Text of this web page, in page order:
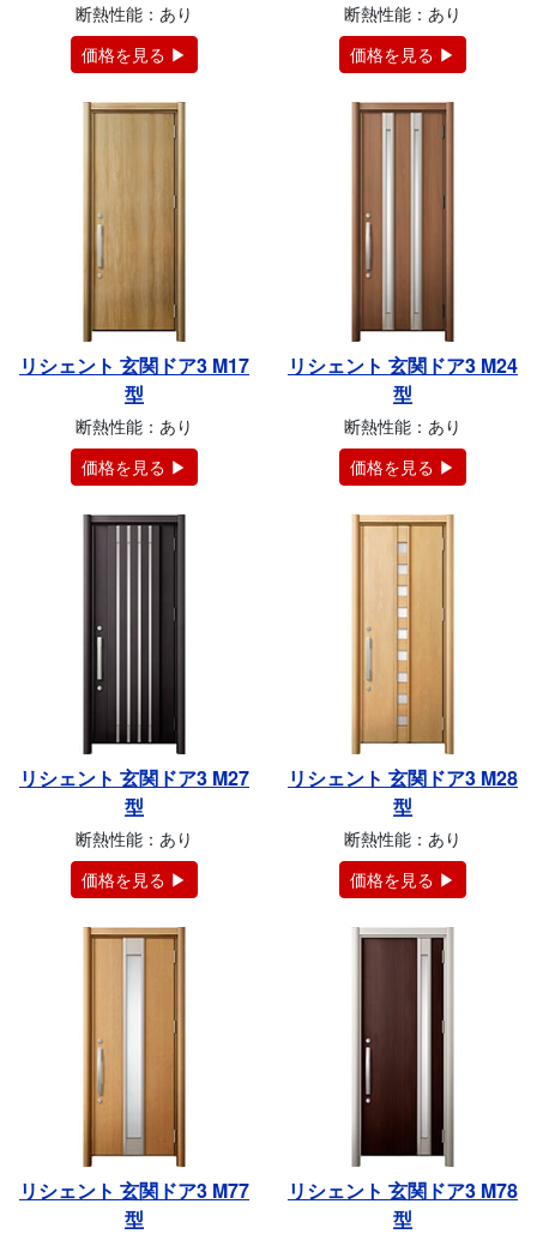
断熱性能：あり
価格を見る ▶
断熱性能：あり
価格を見る ▶
リシェント 玄関ドア3 M17
型
断熱性能：あり
価格を見る ▶
リシェント 玄関ドア3 M24
型
断熱性能：あり
価格を見る ▶
リシェント 玄関ドア3 M27
型
断熱性能：あり
価格を見る ▶
リシェント 玄関ドア3 M28
型
断熱性能：あり
価格を見る ▶
リシェント 玄関ドア3 M77
型
リシェント 玄関ドア3 M78
型